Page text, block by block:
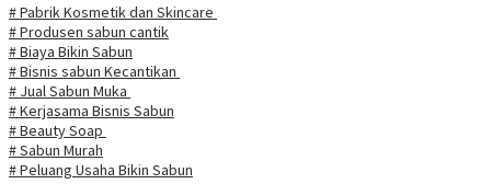
# Pabrik Kosmetik dan Skincare
# Produsen sabun cantik
# Biaya Bikin Sabun
# Bisnis sabun Kecantikan
# Jual Sabun Muka
# Kerjasama Bisnis Sabun
# Beauty Soap
# Sabun Murah
# Peluang Usaha Bikin Sabun